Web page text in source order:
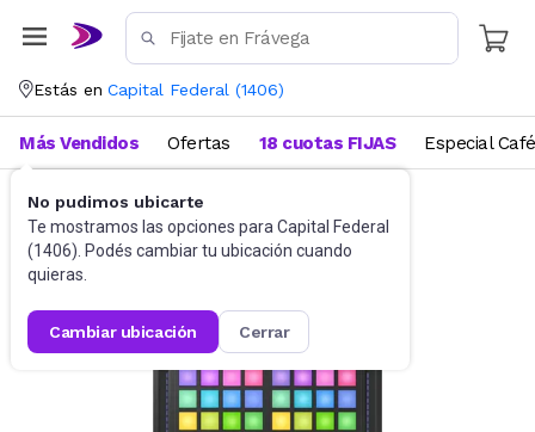
Estás en Capital Federal (1406)
No pudimos ubicarte
Te mostramos las opciones para Capital Federal
(1406). Podés cambiar tu ubicación cuando
quieras.
cambiar ubicación cerrar
Más Vendidos Ofertas 18 cuotas FIJAS Especial Café
Equipamiento DJ Tocadiscos